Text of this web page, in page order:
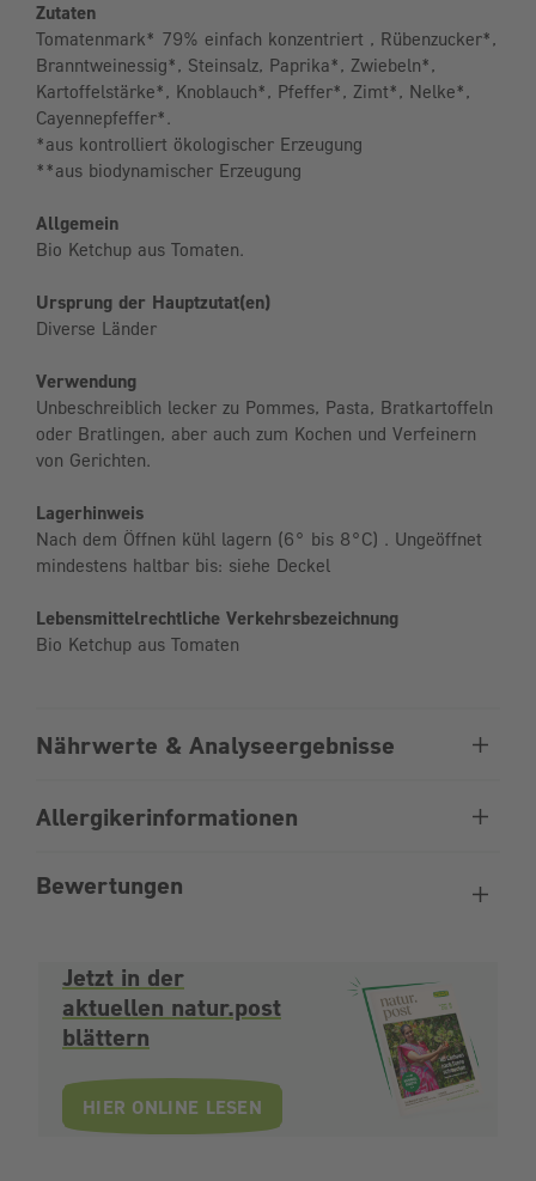
Zutaten
Tomatenmark* 79% einfach konzentriert , Rübenzucker*,
Branntweinessig*, Steinsalz, Paprika*, Zwiebeln*,
Kartoffelstärke*, Knoblauch*, Pfeffer*, Zimt*, Nelke*,
Cayennepfeffer*.
*aus kontrolliert ökologischer Erzeugung
**aus biodynamischer Erzeugung
Allgemein
Bio Ketchup aus Tomaten.
Ursprung der Hauptzutat(en)
Diverse Länder
Verwendung
Unbeschreiblich lecker zu Pommes, Pasta, Bratkartoffeln
oder Bratlingen, aber auch zum Kochen und Verfeinern
von Gerichten.
Lagerhinweis
Nach dem Öffnen kühl lagern (6° bis 8°C) . Ungeöffnet
mindestens haltbar bis: siehe Deckel
Lebensmittelrechtliche Verkehrsbezeichnung
Bio Ketchup aus Tomaten
Nährwerte & Analyseergebnisse
Allergikerinformationen
Bewertungen
Jetzt in der
aktuellen natur.post
blättern
HIER ONLINE LESEN